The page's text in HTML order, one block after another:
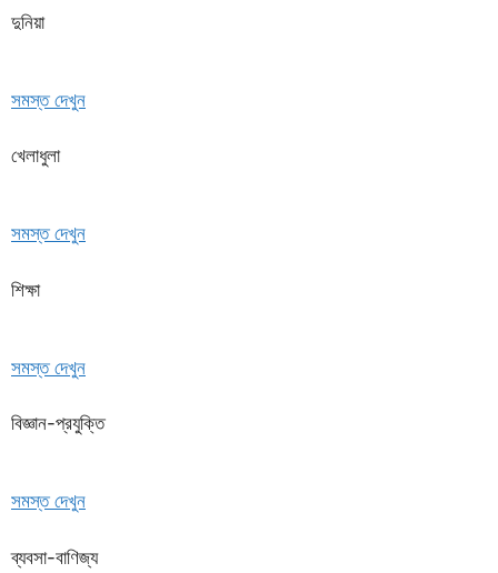
দুনিয়া
সমস্ত দেখুন
খেলাধুলা
সমস্ত দেখুন
শিক্ষা
সমস্ত দেখুন
বিজ্ঞান-প্রযুক্তি
সমস্ত দেখুন
ব্যবসা-বাণিজ্য